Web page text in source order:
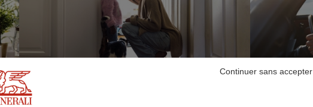
Continuer sans accepter